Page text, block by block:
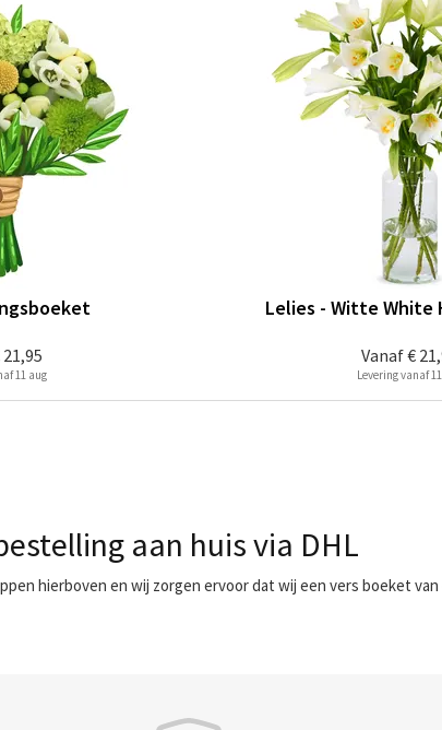
21,95
11 aug
Vanaf€
Lelies - Witte White
Levering vanaf
aan huis via DHL
hierboven en wij zorgen ervoor dat wij een vers boeket